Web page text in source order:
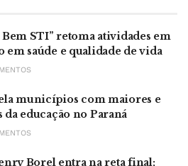
STI” retoma atividades em
em saúde e qualidade de vida
municípios com maiores e
educação no Paraná
Borel entra na reta final;